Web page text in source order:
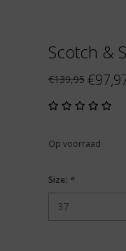
Scotch &
€139,95
Op voorraad
Size: *